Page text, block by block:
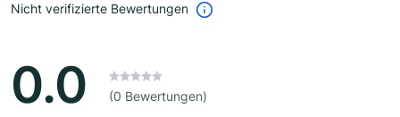
Nicht verifizierte Bewertungen
0.0 (0 Bewertungen)